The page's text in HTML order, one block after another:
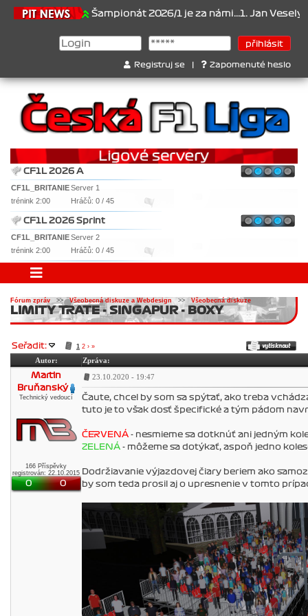
Šampionát 2026/1 je za námi...1. Jan Veselý , 2. Jan
Registruj se Zapomenuté heslo
CF1L 2026 A
CF1L_BRITANIEServer 1
trénink 2:00
Hráčů: 0 / 45
CF1L 2026 Sprint
CF1L_BRITANIEServer 2
trénink 2:00
Hráčů: 0 / 45
Fórum zpráv >>Všeobecná diskuze a Webdesign >> Všeobecná diskuze
LIMITY TRATE - SINGAPUR - BOXY
Seřadit: 1 2 › »
Autor:
Zpráva:
Martin
Bruňanský
Technický vedoucí
166 Příspěvky
registrován: 22.10.2015
0 0
23.10.2020 - 19:47
Čaute, chcel by som sa spýtať, ako treba
tuto je to však dosť špecifické a tým pádom
ČERVENÁ - nesmieme sa dotknúť ani jedným
ZELENÁ - môžeme sa dotýkať, aspoň jedno
Dodržiavanie výjazdovej čiary beriem ako
by som teda prosil aj o upresnenie v tomto